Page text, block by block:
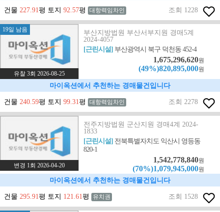
건물 227.91평 토지 92.57평 대항력임차인 조회 1228
19일 남음
유찰 3회 2026-08-25
부산지방법원 부산서부지원 경매5계
2024-4057
[근린시설] 부산광역시 북구 덕천동 452-4
1,675,296,620원
(49%)820,895,000원
마이옥션에서 추천하는 경매물건입니다
건물 240.59평 토지 99.31평 대항력임차인 조회 2278
변경 1회 2026-04-20
전주지방법원 군산지원 경매4계 2024-
1833
[근린시설] 전북특별자치도 익산시 영등동
820-1
1,542,778,840원
(70%)1,079,945,000원
마이옥션에서 추천하는 경매물건입니다
건물 295.91평 토지 121.61평 유치권 조회 1528